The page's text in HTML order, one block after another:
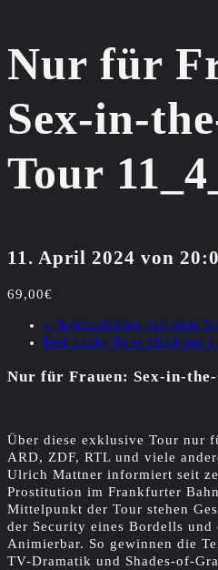
Nur für
Sex-in-
Tour
11. April 2024 von
69,00€
« Spitzenbilder mit dem
Red Light Tour 2024 am
Nur für Frauen: Sex-in-
Über diese exklusive Tour nur
ARD, ZDF, RTL und viele
Ulrich Mattner informiert seit
Prostitution im Frankfurter
Mittelpunkt der Tour stehen
der Security eines Bordells und
Animierbar. So gewinnen die
TV-Dramatik und Shades-of-